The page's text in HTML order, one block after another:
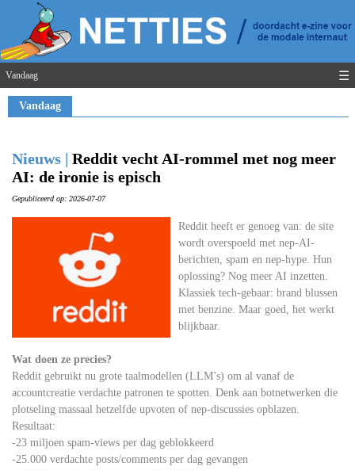
Vandaag ☰
Vandaag
Nieuws | Reddit vecht AI-rommel met nog meer
AI: de ironie is episch
Gepubliceerd op: 2026-07-07
Reddit heeft er genoeg van: de site
wordt overspoeld met nep-AI-
berichten, spam en nep-hype. Hun
oplossing? Nog meer AI inzetten.
Klassiek tech-gebaar: brand blussen
met benzine. Maar goed, het werkt
blijkbaar.
Wat doen ze precies?
Reddit gebruikt nu grote taalmodellen (LLM’s) om al vanaf de
accountcreatie verdachte patronen te spotten. Denk aan botnetwerken die
plotseling massaal hetzelfde upvoten of nep-discussies opblazen.
Resultaat:
-23 miljoen spam-views per dag geblokkeerd
-25.000 verdachte posts/comments per dag gevangen